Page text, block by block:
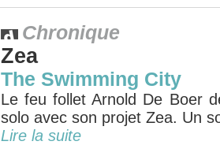
Chronique
Zea
The Swimming City
Le feu follet Arnold De Boer
solo avec son projet Zea. Un
Lire la suite